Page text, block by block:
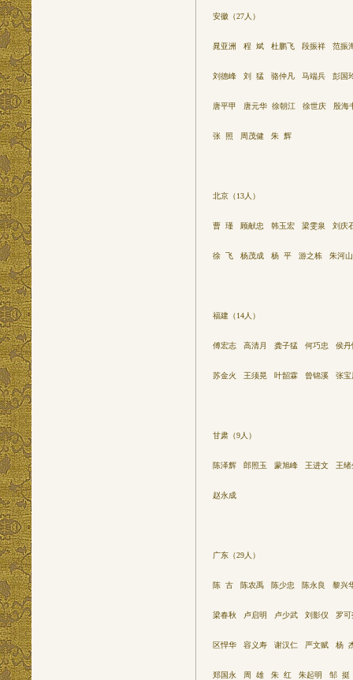
安徽（27人）
晁亚洲 程 斌 杜鹏飞 段振祥 范
刘德峰 刘 猛 骆仲凡 马端兵 彭国
唐平甲 唐元华 徐朝江 徐世庆 殷
张 照 周茂健 朱 辉
北京（13人）
曹 瑾 顾献忠 韩玉宏 梁雯泉 刘
徐 飞 杨茂成 杨 平 游之栋 朱河山
福建（14人）
傅宏志 高清月 龚子猛 何巧忠 侯
苏金火 王须晃 叶韶霖 曾锦溪 张宝
甘肃（9人）
陈泽辉 郎照玉 蒙旭峰 王进文 王
赵永成
广东（29人）
陈 古 陈农禹 陈少忠 陈永良 黎兴
梁春秋 卢启明 卢少武 刘影仪 罗
区悍华 容义寿 谢汉仁 严文赋 杨
郑国永 周 雄 朱 红 朱起明 邹 挺